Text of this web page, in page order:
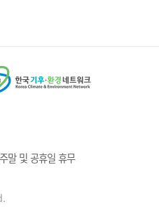
말 및 공휴일 휴무